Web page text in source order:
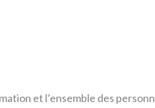
et l’ensemble des